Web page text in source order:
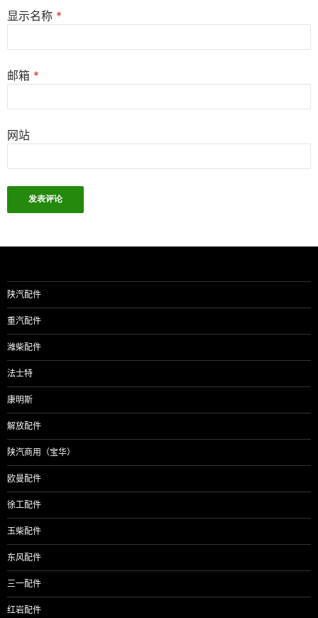
显示名称 *
邮箱 *
网站
陕汽配件
重汽配件
潍柴配件
法士特
康明斯
解放配件
陕汽商用（宝华）
欧曼配件
徐工配件
玉柴配件
东风配件
三一配件
红岩配件